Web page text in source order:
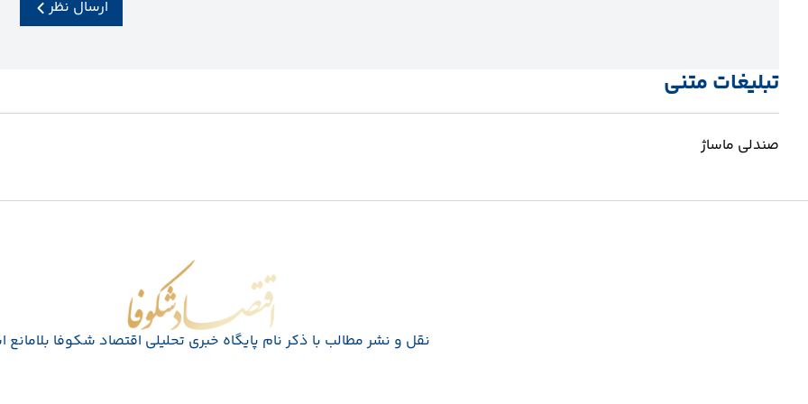
ارسال نظر
تبلیغات متنی
صندلی ماساژ
اقتصاد شکوفا
نقل و نشر مطالب با ذکر نام پايگاه خبری تحليلی اقتصاد شکوفا